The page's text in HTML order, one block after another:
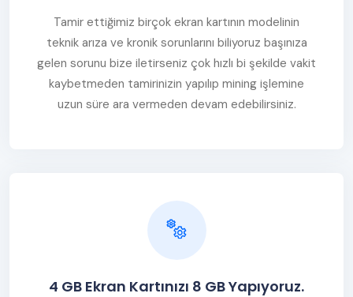
Tamir ettiğimiz birçok ekran kartının modelinin
teknik arıza ve kronik sorunlarını biliyoruz başınıza
gelen sorunu bize iletirseniz çok hızlı bi şekilde vakit
kaybetmeden tamirinizin yapılıp mining işlemine
uzun süre ara vermeden devam edebilirsiniz.
4 GB Ekran Kartınızı 8 GB Yapıyoruz.